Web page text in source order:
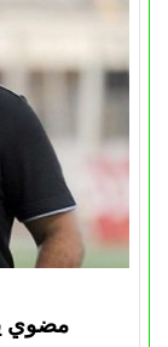
مضوي